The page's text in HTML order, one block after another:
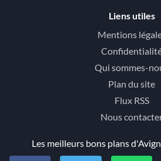
Liens utiles
Mentions
Qui sommes-
Plan du site
Flux RSS
Nous
Les meilleurs bons plans